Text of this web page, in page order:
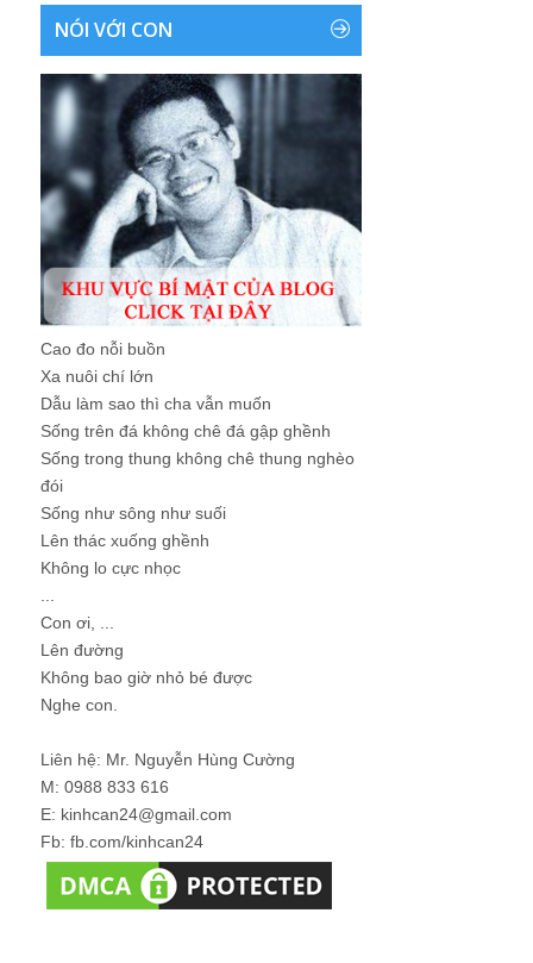
NÓI VỚI CON
Cao đo nỗi buồn
Xa nuôi chí lớn
Dẫu làm sao thì cha vẫn muốn
Sống trên đá không chê đá gập ghềnh
Sống trong thung không chê thung nghèo
đói
Sống như sông như suối
Lên thác xuống ghềnh
Không lo cực nhọc
Con ơi, ...
Lên đường
Không bao giờ nhỏ bé được
Nghe con.
Liên hệ: Mr. Nguyễn Hùng Cường
M: 0988 833 616
E: kinhcan24@gmail.com
Fb: fb.com/kinhcan24